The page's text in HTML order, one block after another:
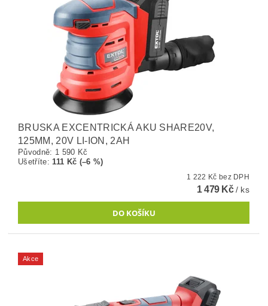
BRUSKA EXCENTRICKÁ AKU SHARE20V,
125MM, 20V LI-ION, 2AH
Původně: 1 590 Kč
Ušetříte:111 Kč (–6 %)
1 222 Kč bez DPH
1 479 Kč/ ks
Akce